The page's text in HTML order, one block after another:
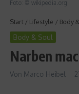
Foto: © wikipedia.org
Start / Lifestyle / Body
Body & Soul
Narben
Von Marco Heibel